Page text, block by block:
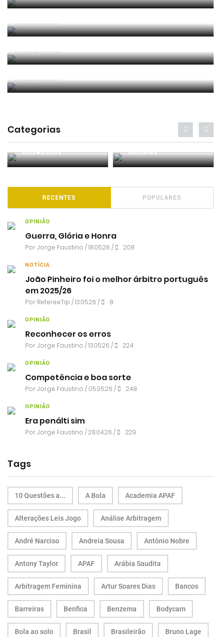
PorJorge Faustino
PorJorge Faustino
PorJorge Faustino
Categorias
Entrevistas Análises
RECENTES POPULARES
OPINIÃO
Guerra, Glória e Honra
PorJorge Faustino / 18.05.26 / 208
NOTÍCIA
João Pinheiro foi o melhor árbitro português
em 2025/26
Por RefereeTip / 13.05.26 / 8
OPINIÃO
Reconhecer os erros
PorJorge Faustino / 13.05.26 / 224
OPINIÃO
Competência e boa sorte
PorJorge Faustino / 05.05.26 / 248
OPINIÃO
Era penálti sim
PorJorge Faustino / 28.04.26 / 229
Tags
10 Questões a... A Bola Academia APAF
Alterações Leis Jogo Análise Arbitragem
André Narciso Andreia Sousa António Nobre
Antony Taylor APAF Arábia Saudita
Arbitragem Feminina Artur Soares Dias Bancos
Barreiras Benfica Benzema Bodycam
Bola ao solo Brasil Brasileirão Bruno Lage